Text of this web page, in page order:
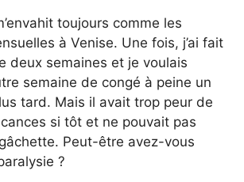
toujours comme les
à Venise. Une fois, j’ai fait
deux semaines et je voulais
semaine de congé à peine un
tard. Mais il avait trop peur de
si tôt et ne pouvait pas
Peut-être avez-vous
?